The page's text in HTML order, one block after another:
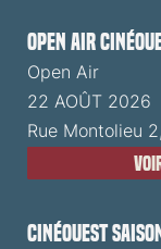
Open Air
Open Air
22 AOÛT 2026
Rue Montolieu
CinéOuest